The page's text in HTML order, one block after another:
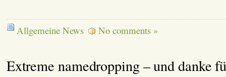
Allgemeine News No comments »
Extreme namedropping – und danke